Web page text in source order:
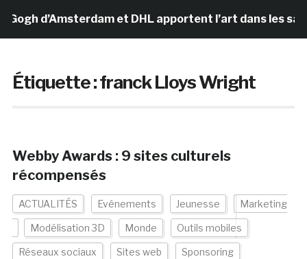
d’Amsterdam et DHL apportent l’art dans les
Étiquette :franck Lloys Wright
Webby Awards : 9 sites culturels
récompensés
ACTUALITÉS Evénements Jeunesse Marketing
Modélisation 3D Monde Outils mobiles
Réseaux sociaux Sites web Sponsoring